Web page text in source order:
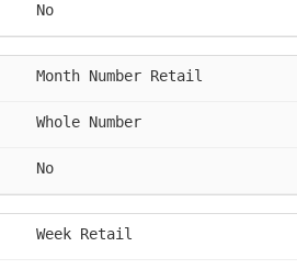
No
Month Number Retail
Whole Number
No
Week Retail